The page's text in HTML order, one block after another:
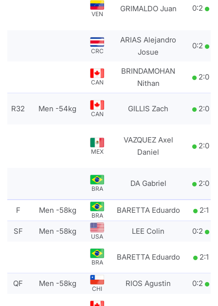
VEN
GRIMALDO Juan 0:2
CRC
ARIAS Alejandro
Josue
0:2
CAN
BRINDAMOHAN
Nithan
2:0
R32 Men -54kg
CAN
GILLIS Zach 2:0
MEX
VAZQUEZ Axel
Daniel
2:0
BRA
DA Gabriel 2:0
F Men -58kg
BRA
BARETTA Eduardo 2:1
SF Men -58kg
USA
LEE Colin 0:2
BRA
BARETTA Eduardo 2:1
QF Men -58kg
CHI
RIOS Agustin 0:2